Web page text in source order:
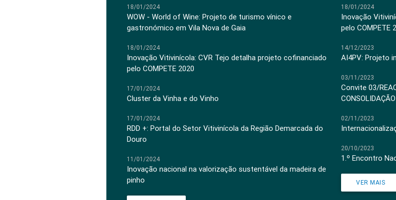
18/01/2024
WOW - World of Wine: Projeto de turismo vínico e
gastronómico em Vila Nova de Gaia
18/01/2024
Inovação Vitivinícola: CVR Tejo detalha projeto cofinanciado
pelo COMPETE 2020
17/01/2024
Cluster da Vinha e do Vinho
17/01/2024
RDD +: Portal do Setor Vitivinícola da Região Demarcada do
Douro
11/01/2024
Inovação nacional na valorização sustentável da madeira de
pinho
18/01/2024
Inovação
pelo COMPETE
14/12/2023
AI4PV: Projeto
03/11/2023
Convite 03/
02/11/2023
20/10/2023
1.º Encontro
VER MAIS